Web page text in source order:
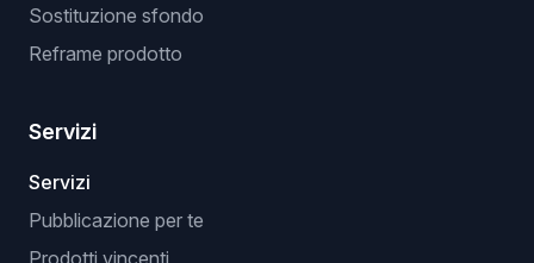
Sostituzione sfondo
Reframe prodotto
Servizi
Servizi
Pubblicazione per te
Prodotti vincenti